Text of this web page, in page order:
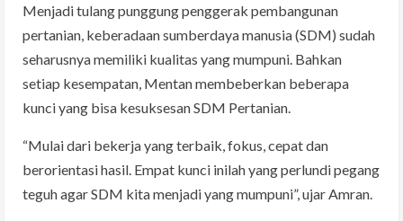
Menjadi tulang punggung penggerak pembangunan
pertanian, keberadaan sumberdaya manusia (SDM) sudah
seharusnya memiliki kualitas yang mumpuni. Bahkan
setiap kesempatan, Mentan membeberkan beberapa
kunci yang bisa kesuksesan SDM Pertanian.
“Mulai dari bekerja yang terbaik, fokus, cepat dan
berorientasi hasil. Empat kunci inilah yang perlundi pegang
teguh agar SDM kita menjadi yang mumpuni”, ujar Amran.